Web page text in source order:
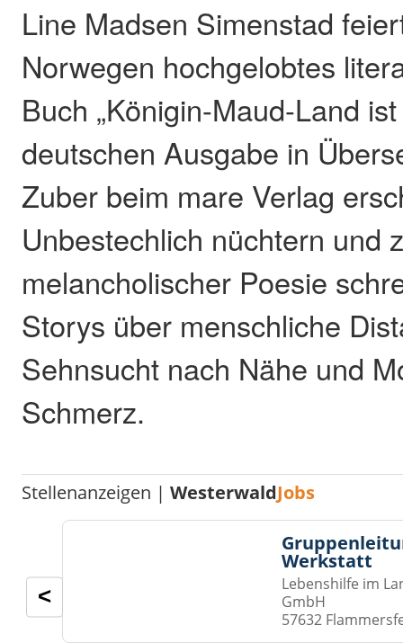
Line Madsen Simenstad
Norwegen hochgelobtes
Buch „Königin-Maud-Land
deutschen Ausgabe in
Zuber beim mare Verlag
Unbestechlich nüchtern und
melancholischer Poesie
Storys über menschliche
Sehnsucht nach Nähe und
Schmerz.
Stellenanzeigen |WesterwaldJobs
Werkstatt
Lebenshilfe im
GmbH
57632
<